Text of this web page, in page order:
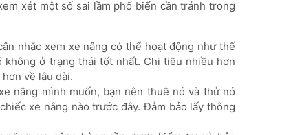
xét một số sai lầm phổ biến cần tránh trong
nhắc xem xe nâng có thể hoạt động như thế
ở trạng thái tốt nhất. Chi tiêu nhiều hơn
về lâu dài.
nâng mình muốn, bạn nên thuê nó và thử nó
xe nâng nào trước đây. Đảm bảo lấy thông